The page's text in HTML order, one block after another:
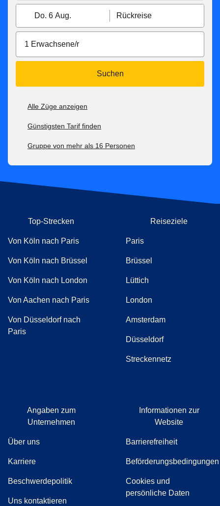
Do. 6 Aug. Rückreise
1 Erwachsene/r
Suchen
Alle Züge anzeigen
Günstigsten Tarif finden
Gruppe von mehr als 16 Personen
Top-Strecken
Von Köln nach Paris
Von Köln nach Brüssel
Von Köln nach London
Von Aachen nach Paris
Von Düsseldorf nach
Paris
Reiseziele
Paris
Brüssel
Lüttich
London
Amsterdam
Düsseldorf
Streckennetz
Angaben zum
Unternehmen
Über uns
Karriere
Beschwerdepolitik( Öffnet einen neuen Tab )
( öffnet eine PDF)
Uns kontaktieren
Informationen zur
Website
Barrierefreiheit
Beförderungsbedingungen
Cookies und
persönliche Daten